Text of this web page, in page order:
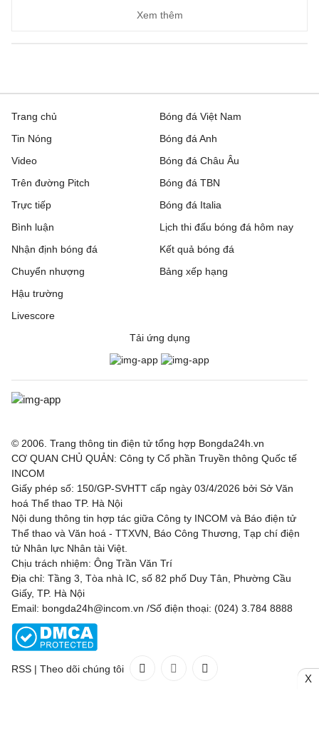
Xem thêm
Trang chủ
Tin Nóng
Video
Trên đường Pitch
Trực tiếp
Bóng đá Việt Nam
Bóng đá Anh
Bóng đá Châu Âu
Bóng đá TBN
Bóng đá Italia
Bình luận
Nhận định bóng đá
Chuyển nhượng
Hậu trường
Livescore
Lịch thi đấu bóng đá hôm nay
Kết quả bóng đá
Bảng xếp hạng
Tải ứng dụng
© 2006. Trang thông tin điện tử tổng hợp Bongda24h.vn
CƠ QUAN CHỦ QUẢN: Công ty Cổ phần Truyền thông Quốc tế
INCOM
Giấy phép số: 150/GP-SVHTT cấp ngày 03/4/2026 bởi Sở Văn
hoá Thể thao TP. Hà Nội
Nội dung thông tin hợp tác giữa Công ty INCOM và Báo điện tử
Thể thao và Văn hoá - TTXVN, Báo Công Thương, Tạp chí điện
tử Nhân lực Nhân tài Việt.
Chịu trách nhiệm: Ông Trần Văn Trí
Địa chỉ: Tầng 3, Tòa nhà IC, số 82 phố Duy Tân, Phường Cầu
Giấy, TP. Hà Nội
Email: bongda24h@incom.vn /Số điện thoại: (024) 3.784 8888
RSS | Theo dõi chúng tôi
X